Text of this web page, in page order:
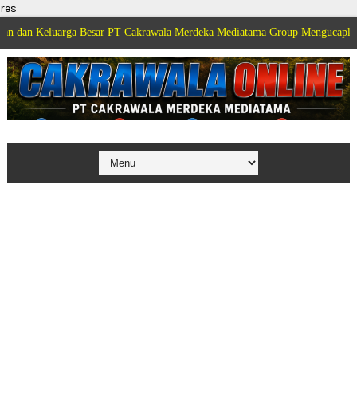
res
Besar PT Cakrawala Merdeka Mediatama Group Mengucapkan